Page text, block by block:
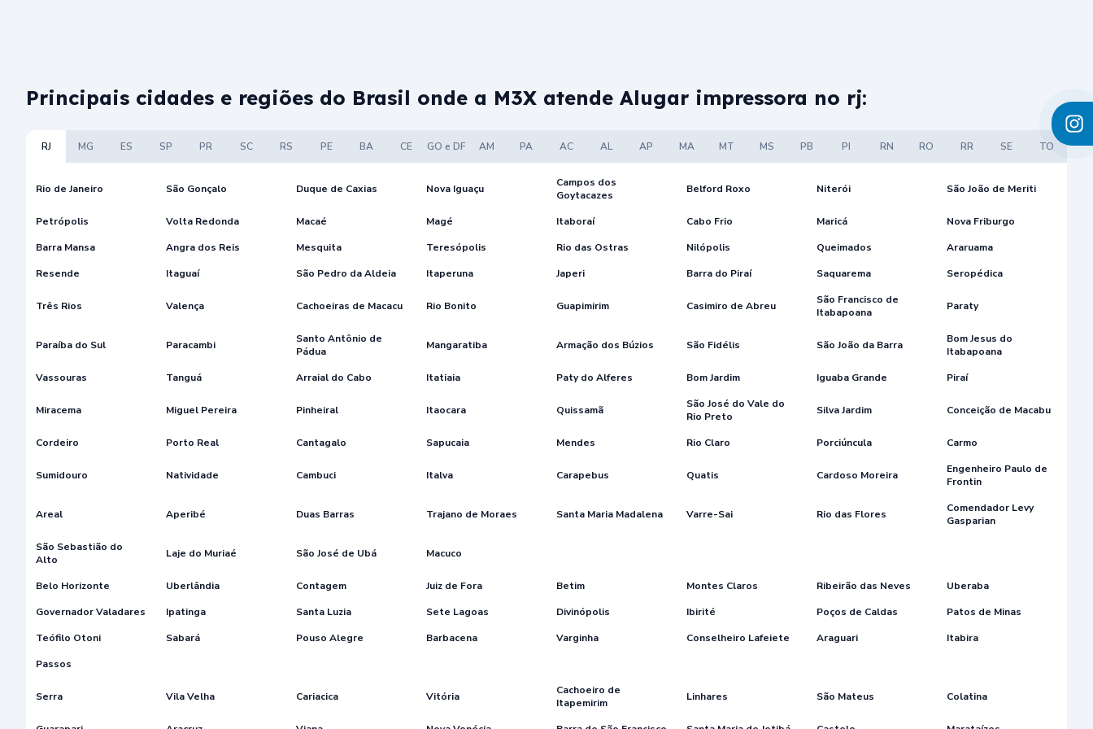
Principais cidades e regiões do Brasil onde a M3X atende Alugar impressora no rj:
RJ MG ES SP PR SC RS PE BA CE GO e DF AM PA AC AL AP MA MT MS PB PI RN RO RR SE TO
Rio de Janeiro São Gonçalo Duque de Caxias Nova Iguaçu
Campos dos
Goytacazes
Belford Roxo Niterói São João de Meriti
Petrópolis Volta Redonda Macaé Magé Itaboraí Cabo Frio Maricá
Nova Friburgo
Barra Mansa
Angra dos Reis Mesquita Teresópolis Rio das Ostras Nilópolis Queimados
Araruama
Resende
Itaguaí São Pedro da Aldeia Itaperuna Japeri Barra do Piraí Saquarema Seropédica
Três Rios Valença Cachoeiras de Macacu Rio Bonito Guapimirim Casimiro de Abreu
São Francisco de
Itabapoana
Paraty
Paraíba do Sul Paracambi
Santo Antônio de
Pádua
Mangaratiba Armação dos Búzios São Fidélis São João da Barra
Bom Jesus do
Itabapoana
Vassouras
Tanguá Arraial do Cabo Itatiaia Paty do Alferes Bom Jardim Iguaba Grande Piraí
Miracema Miguel Pereira Pinheiral Itaocara Quissamã
São José do Vale do
Rio Preto
Silva Jardim Conceição de Macabu
Cordeiro Porto Real Cantagalo Sapucaia Mendes Rio Claro Porciúncula Carmo
Sumidouro Natividade Cambuci Italva Carapebus Quatis Cardoso Moreira
Engenheiro Paulo de
Frontin
Areal Aperibé Duas Barras Trajano de Moraes Santa Maria Madalena Varre-Sai Rio das Flores
Comendador Levy
Gasparian
São Sebastião do
Alto
Laje do Muriaé São José de Ubá Macuco
Belo Horizonte Uberlândia Contagem Juiz de Fora Betim Montes Claros Ribeirão das Neves
Uberaba
Governador Valadares
Ipatinga Santa Luzia Sete Lagoas Divinópolis Ibirité Poços de Caldas
Patos de Minas
Teófilo Otoni
Sabará Pouso Alegre Barbacena Varginha Conselheiro Lafeiete Araguari
Itabira
Passos
Serra Vila Velha Cariacica Vitória
Cachoeiro de
Itapemirim
Linhares São Mateus Colatina